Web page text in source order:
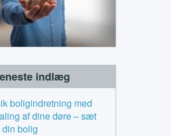
indlæg
boligindretning med
af dine døre – sæt
bolig